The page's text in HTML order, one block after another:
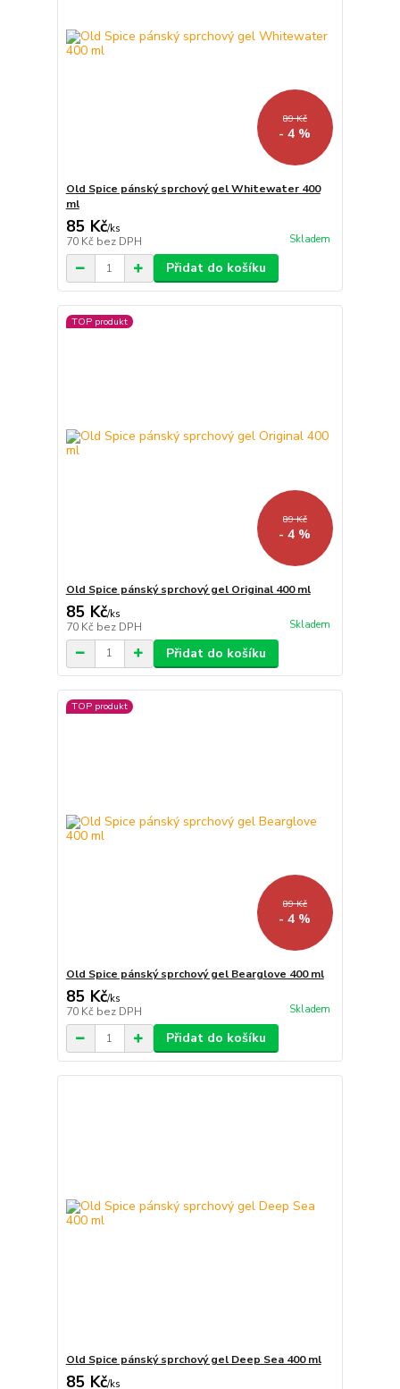
89 Kč
- 4 %
Old Spice pánský sprchový gel Whitewater 400
ml
85 Kč/ks
70 Kč bez DPH Skladem
Přidat do košíku
TOP produkt
89 Kč
- 4 %
Old Spice pánský sprchový gel Original 400 ml
85 Kč/ks
70 Kč bez DPH Skladem
Přidat do košíku
TOP produkt
89 Kč
- 4 %
Old Spice pánský sprchový gel Bearglove 400 ml
85 Kč/ks
70 Kč bez DPH Skladem
Přidat do košíku
Old Spice pánský sprchový gel Deep Sea 400 ml
85 Kč/ks